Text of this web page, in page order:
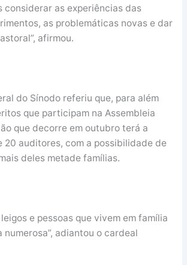
considerar as experiências das
as problemáticas novas e dar
afirmou.
do Sínodo referiu que, para além
que participam na Assembleia
que decorre em outubro terá a
20 auditores, com a possibilidade de
deles metade famílias.
e pessoas que vivem em família
numerosa”, adiantou o cardeal